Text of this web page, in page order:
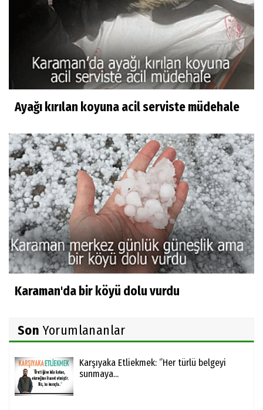
Ayağı kırılan koyuna acil serviste müdehale
Karaman'da bir köyü dolu vurdu
Son Yorumlananlar
Karşıyaka Etliekmek: ‘’Her türlü belgeyi
sunmaya...